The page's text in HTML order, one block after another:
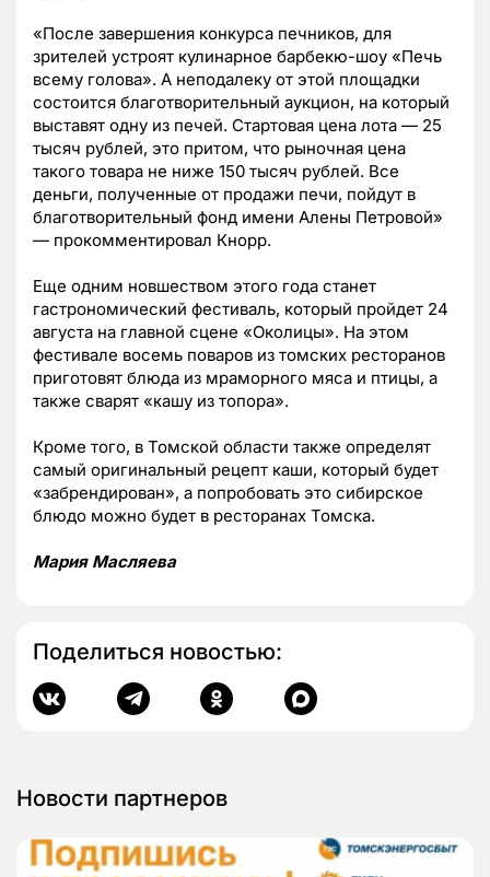
«После завершения конкурса печников, для
зрителей устроят кулинарное барбекю-шоу «Печь
всему голова». А неподалеку от этой площадки
состоится благотворительный аукцион, на который
выставят одну из печей. Стартовая цена лота — 25
тысяч рублей, это притом, что рыночная цена
такого товара не ниже 150 тысяч рублей. Все
деньги, полученные от продажи печи, пойдут в
благотворительный фонд имени Алены Петровой»
— прокомментировал Кнорр.
Еще одним новшеством этого года станет
гастрономический фестиваль, который пройдет 24
августа на главной сцене «Околицы». На этом
фестивале восемь поваров из томских ресторанов
приготовят блюда из мраморного мяса и птицы, а
также сварят «кашу из топора».
Кроме того, в Томской области также определят
самый оригинальный рецепт каши, который будет
«забрендирован», а попробовать это сибирское
блюдо можно будет в ресторанах Томска.
Мария Масляева
Поделиться новостью:
Новости партнеров